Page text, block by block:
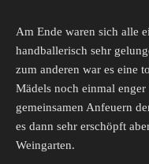
Am Ende waren sich alle
handballerisch sehr
zum anderen war es eine
Mädels noch einmal
gemeinsamen Anfeuern
es dann sehr erschöpft
Weingarten.